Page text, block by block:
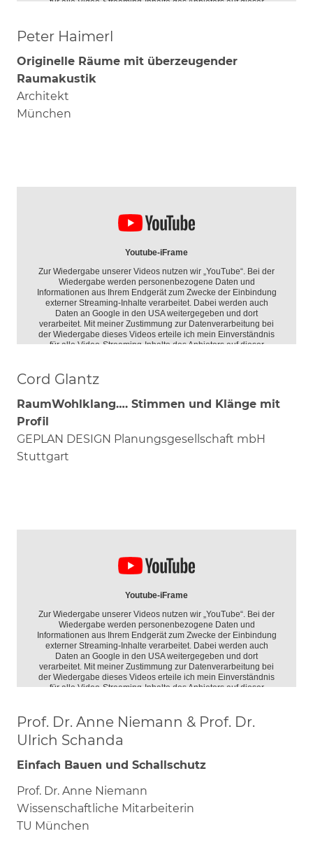
Peter Haimerl
Originelle Räume mit überzeugender
Raumakustik
Architekt
München
Cord Glantz
RaumWohlklang…. Stimmen und Klänge mit
Profil
GEPLAN DESIGN Planungsgesellschaft mbH
Stuttgart
Prof. Dr. Anne Niemann & Prof. Dr.
Ulrich Schanda
Einfach Bauen und Schallschutz
Prof. Dr. Anne Niemann
Wissenschaftliche Mitarbeiterin
TU München